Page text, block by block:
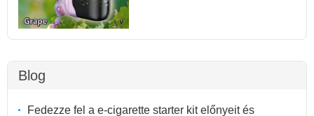
Blog
Fedezze fel a e-cigarette starter kit előnyeit és